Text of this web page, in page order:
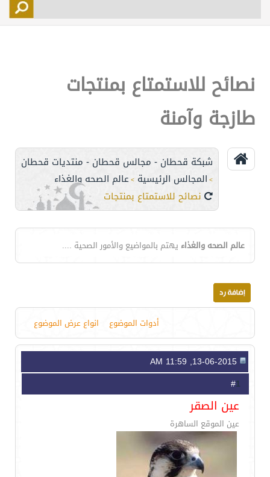
اتصل بنا
نصائح للاستمتاع بمنتجات
طازجة وآمنة
شبكة قحطان - مجالس قحطان - منتديات قحطان
> المجالس الرئيسية > عالم الصحه والغذاء
نصائح للاستمتاع بمنتجات طازجة وآمنة
عالم الصحه والغذاء يهتم بالمواضيع والأمور الصحية ....
أدوات الموضوع انواع عرض الموضوع
1
عين الصقر
عين الموقع الساهرة